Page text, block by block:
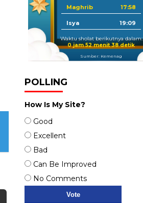
Maghrib 17:58
Isya 19:09
Waktu sholat berikutnya dalam:
0 jam 52 menit 37 detik
Sumber: Kemenag
POLLING
How Is My Site?
Good
Excellent
Bad
Can Be Improved
No Comments